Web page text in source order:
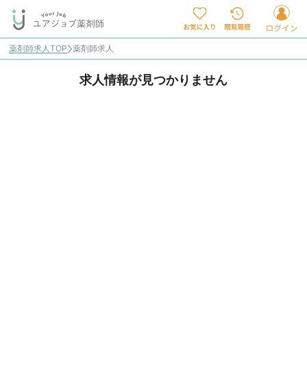
薬剤師求人TOP 薬剤師求人
求人情報が見つかりません